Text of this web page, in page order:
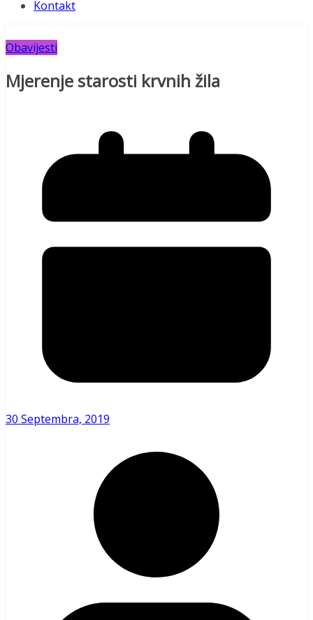
Kontakt
Obavijesti
Mjerenje starosti krvnih žila
30 Septembra, 2019